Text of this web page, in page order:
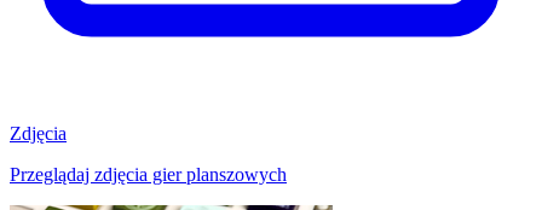
Zdjęcia
Przeglądaj zdjęcia gier planszowych